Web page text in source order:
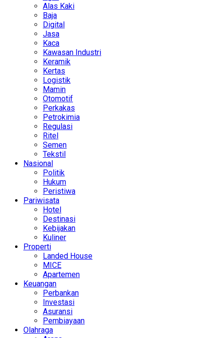
Alas Kaki
Baja
Digital
Jasa
Kaca
Kawasan Industri
Keramik
Kertas
Logistik
Mamin
Otomotif
Perkakas
Petrokimia
Regulasi
Ritel
Semen
Tekstil
Nasional
Politik
Hukum
Peristiwa
Pariwisata
Hotel
Destinasi
Kebijakan
Kuliner
Properti
Landed House
MICE
Apartemen
Keuangan
Perbankan
Investasi
Asuransi
Pembiayaan
Olahraga